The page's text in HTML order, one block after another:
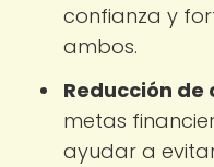
confianza y
ambos.
Reducción de
metas
ayudar a